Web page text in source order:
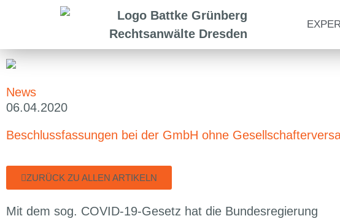
News
06.04.2020
Beschlussfassungen bei der GmbH ohne
ZURÜCK ZU ALLEN ARTIKELN
Mit dem sog. COVID-19-Gesetz hat die Bundesregierung